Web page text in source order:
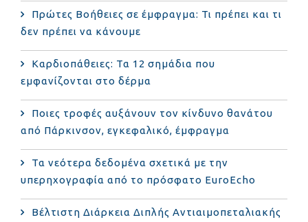
Πρώτες Βοήθειες σε έμφραγμα: Τι πρέπει και τι
δεν πρέπει να κάνουμε
Καρδιοπάθειες: Τα 12 σημάδια που
εμφανίζονται στο δέρμα
Ποιες τροφές αυξάνουν τον κίνδυνο θανάτου
από Πάρκινσον, εγκεφαλικό, έμφραγμα
Τα νεότερα δεδομένα σχετικά με την
υπερηχογραφία από το πρόσφατο EuroEcho
Bέλτιστη Διάρκεια Διπλής Αντιαιμοπεταλιακής